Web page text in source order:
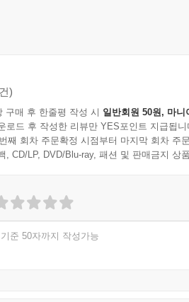
)
구매 후 한줄평 작성 시 일반회원 50원, 마니
로드 후 작성한 리뷰만 YES포인트 지급됩니
째 회차 주문확정 시점부터 마지막 회차 주
, CD/LP, DVD/Blu-ray, 패션 및 판매금지 상
준 50자까지 작성가능